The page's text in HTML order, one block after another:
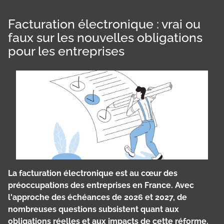
Facturation électronique : vrai ou
faux sur les nouvelles obligations
pour les entreprises
La facturation électronique est au cœur des
préoccupations des entreprises en France. Avec
l'approche des échéances de 2026 et 2027, de
nombreuses questions subsistent quant aux
obligations réelles et aux impacts de cette réforme.